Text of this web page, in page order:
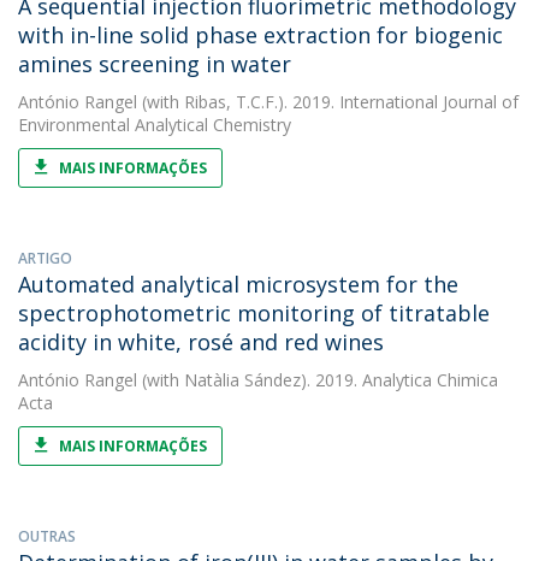
A sequential injection fluorimetric methodology
with in-line solid phase extraction for biogenic
amines screening in water
António Rangel (with Ribas, T.C.F.). 2019. International Journal of
Environmental Analytical Chemistry
MAIS INFORMAÇÕES
ARTIGO
Automated analytical microsystem for the
spectrophotometric monitoring of titratable
acidity in white, rosé and red wines
António Rangel (with Natàlia Sández). 2019. Analytica Chimica
Acta
MAIS INFORMAÇÕES
OUTRAS